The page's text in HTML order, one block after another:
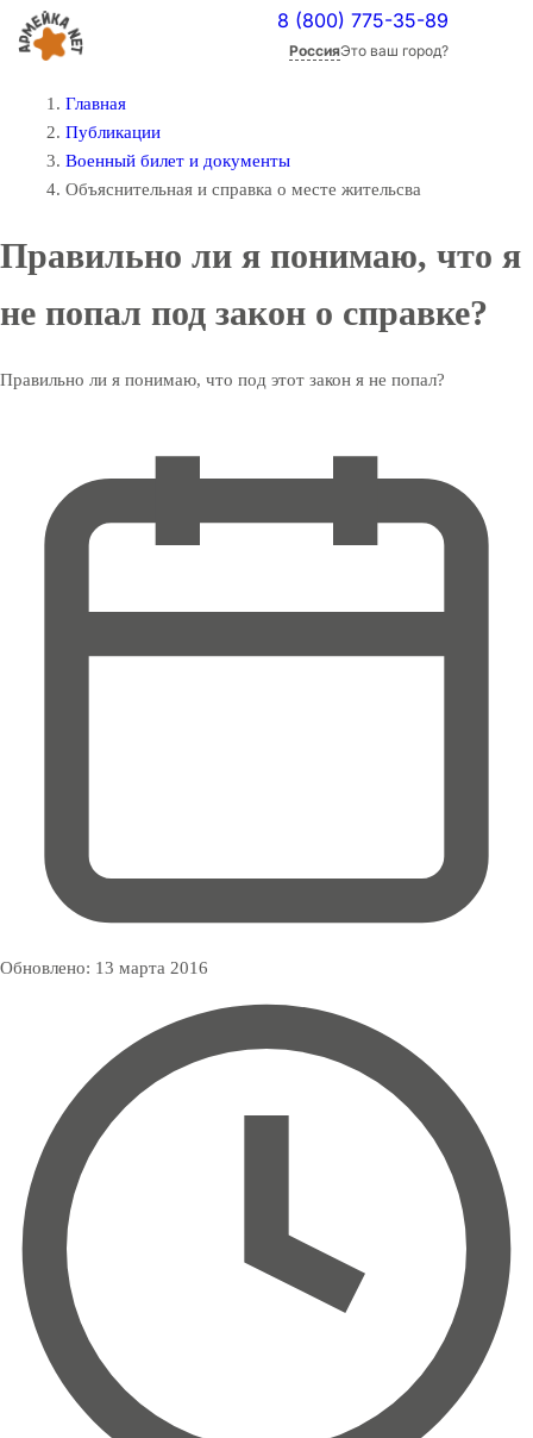
8 (800) 775-35-89
РоссияЭто ваш город?
Главная
Публикации
Военный билет и документы
Объяснительная и справка о месте жительсва
Правильно ли я понимаю, что я
не попал под закон о справке?
Правильно ли я понимаю, что под этот закон я не попал?
Обновлено: 13 марта 2016